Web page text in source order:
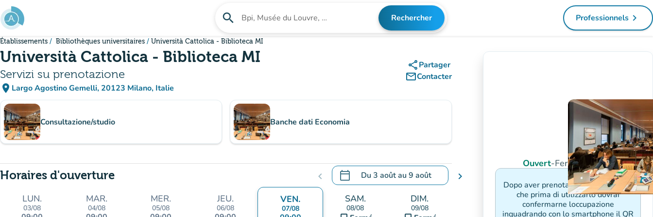
Aller au contenu principal
search Rechercher un établissement Rechercher Professionnels navigate_next
(nouvel
Établissements Bibliothèques universitaires Università Cattolica - Biblioteca MI
Università Cattolica - Biblioteca MI
Servizi su prenotazione
place Largo Agostino Gemelli, 20123 Milano, Italie
(ouvrir dans Google Maps)
(nouvel onglet)
sharePartager
mail_outlineContacter
Sous-sites
Consultazione/studio Banche dati Economia
Horaires d'ouverture chevron_left calendar_today Du 3 aoûtau 9 août
.Ouvrir le calendrier pour changer de dates
chevron_right
LUN.
03/08
MAR.
04/08
MER.
05/08
JEU.
06/08
VEN.
07/08
SAM.
08/08
DIM.
09/08
Ouvert-Ferme à 20:00
Dopo aver prenotato il posto, ricorda
che prima di utilizzarlo dovrai
confermarne loccupazione
inquadrando con lo smartphone il QR